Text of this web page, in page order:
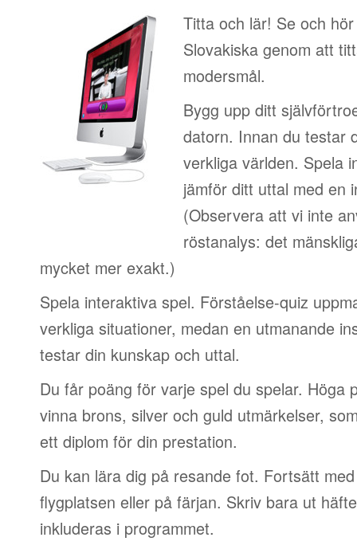
Titta och lär! Se och
Slovakiska genom att
modersmål.
Bygg upp ditt
datorn. Innan du testar
verkliga världen. Spela
jämför ditt uttal med en
(Observera att vi inte
röstanalys: det
mycket mer exakt.)
Spela interaktiva spel. Förståelse-quiz
verkliga situationer, medan en utmanande
testar din kunskap och uttal.
Du får poäng för varje spel du spelar. Höga
vinna brons, silver och guld utmärkelser,
ett diplom för din prestation.
Du kan lära dig på resande fot. Fortsätt
flygplatsen eller på färjan. Skriv bara ut
inkluderas i programmet.